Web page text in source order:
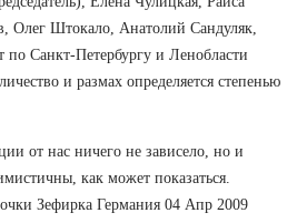
Олег Штокало, Анатолий Сандуляк,
Санкт-Петербургу и Ленобласти
и размах определяется степенью
от нас ничего не зависело, но и
как может показаться.
Зефирка Германия 04 Апр 2009